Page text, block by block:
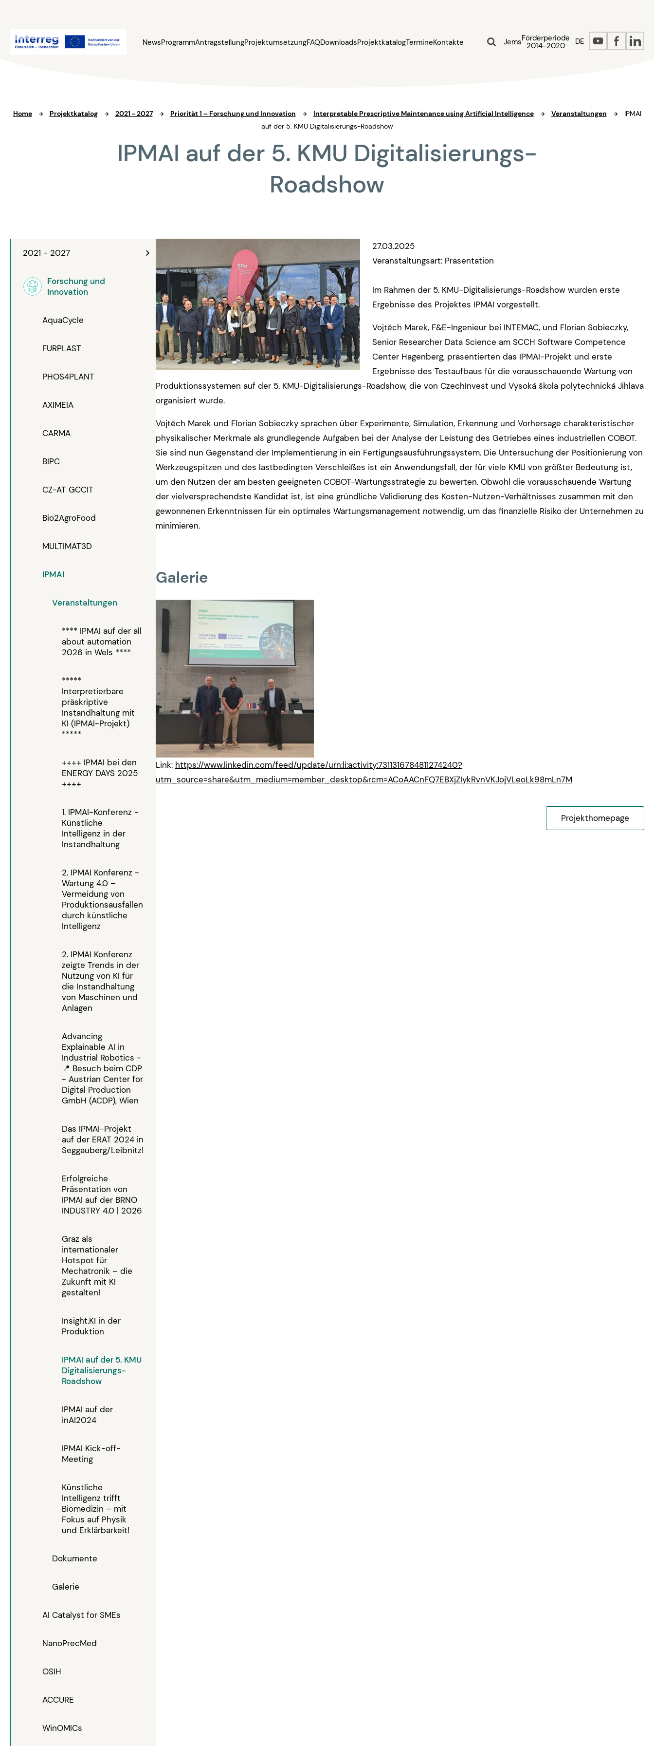
NewsProgrammAntragstellungProjektumsetzungFAQDownloadsProjektkatalogTermineKontakte JemsFörderperiode
2014-2020
DE
Home Projektkatalog 2021 - 2027 Priorität 1 – Forschung und Innovation Interpretable Prescriptive Maintenance using Artificial Intelligence Veranstaltungen
IPMAI
auf der 5. KMU Digitalisierungs-Roadshow
IPMAI auf der 5. KMU Digitalisierungs-
Roadshow
2021 - 2027
Forschung und
Innovation
AquaCycle
FURPLAST
PHOS4PLANT
AXIMEIA
CARMA
BIPC
CZ-AT GCCIT
Bio2AgroFood
MULTIMAT3D
IPMAI
Veranstaltungen
**** IPMAI auf der all
about automation
2026 in Wels ****
*****
Interpretierbare
präskriptive
Instandhaltung mit
KI (IPMAI-Projekt)
*****
++++ IPMAI bei den
ENERGY DAYS 2025
++++
1. IPMAI-Konferenz -
Künstliche
Intelligenz in der
Instandhaltung
2. IPMAI Konferenz -
Wartung 4.0 –
Vermeidung von
Produktionsausfällen
durch künstliche
Intelligenz
2. IPMAI Konferenz
zeigte Trends in der
Nutzung von KI für
die Instandhaltung
von Maschinen und
Anlagen
Advancing
Explainable AI in
Industrial Robotics -
📍 Besuch beim CDP
- Austrian Center for
Digital Production
GmbH (ACDP), Wien
Das IPMAI-Projekt
auf der ERAT 2024 in
Seggauberg/Leibnitz!
Erfolgreiche
Präsentation von
IPMAI auf der BRNO
INDUSTRY 4.0 | 2026
Graz als
internationaler
Hotspot für
Mechatronik – die
Zukunft mit KI
gestalten!
Insight.KI in der
Produktion
IPMAI auf der 5. KMU
Digitalisierungs-
Roadshow
IPMAI auf der
inAI2024
IPMAI Kick-off-
Meeting
Künstliche
Intelligenz trifft
Biomedizin – mit
Fokus auf Physik
und Erklärbarkeit!
Dokumente
Galerie
AI Catalyst for SMEs
NanoPrecMed
OSIH
ACCURE
WinOMICs
27.03.2025
Veranstaltungsart: Präsentation
Im Rahmen der 5. KMU-Digitalisierungs-Roadshow wurden erste
Ergebnisse des Projektes IPMAI vorgestellt.
Vojtěch Marek, F&E-Ingenieur bei INTEMAC, und Florian Sobieczky,
Senior Researcher Data Science am SCCH Software Competence
Center Hagenberg, präsentierten das IPMAI-Projekt und erste
Ergebnisse des Testaufbaus für die vorausschauende Wartung von
Produktionssystemen auf der 5. KMU-Digitalisierungs-Roadshow, die von CzechInvest und Vysoká škola polytechnická Jihlava
organisiert wurde.
Vojtěch Marek und Florian Sobieczky sprachen über Experimente, Simulation, Erkennung und Vorhersage charakteristischer
physikalischer Merkmale als grundlegende Aufgaben bei der Analyse der Leistung des Getriebes eines industriellen COBOT.
Sie sind nun Gegenstand der Implementierung in ein Fertigungsausführungssystem. Die Untersuchung der Positionierung von
Werkzeugspitzen und des lastbedingten Verschleißes ist ein Anwendungsfall, der für viele KMU von größter Bedeutung ist,
um den Nutzen der am besten geeigneten COBOT-Wartungsstrategie zu bewerten. Obwohl die vorausschauende Wartung
der vielversprechendste Kandidat ist, ist eine gründliche Validierung des Kosten-Nutzen-Verhältnisses zusammen mit den
gewonnenen Erkenntnissen für ein optimales Wartungsmanagement notwendig, um das finanzielle Risiko der Unternehmen zu
minimieren.
Galerie
Link: https://www.linkedin.com/feed/update/urn:li:activity:7311316784811274240?
utm_source=share&utm_medium=member_desktop&rcm=ACoAACnFQ7EBXjZIykRvnVKJojVLeoLk98mLn7M
Projekthomepage